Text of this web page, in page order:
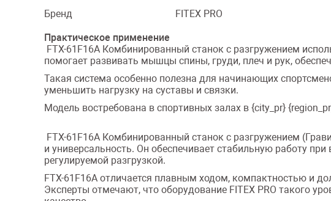
Бренд FITEX PRO
Практическое применение
FTX-61F16A Комбинированный станок с разгружением
помогает развивать мышцы спины, груди, плеч и рук,
Такая система особенно полезна для начинающих
уменьшить нагрузку на суставы и связки.
Модель востребована в спортивных залах в {city_pr}
FTX-61F16A Комбинированный станок с разгружением
и универсальность. Он обеспечивает стабильную работу
регулируемой разгрузкой.
FTX-61F16A отличается плавным ходом, компактностью и
Эксперты отмечают, что оборудование FITEX PRO такого